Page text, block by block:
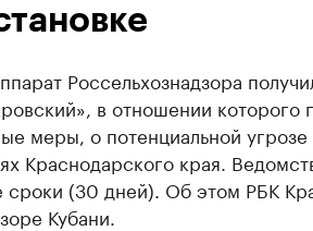
Россельхознадзора
в отношении которого
меры, о потенциальной
Краснодарского края.
сроки (30 дней). Об этом РБК
Кубани.